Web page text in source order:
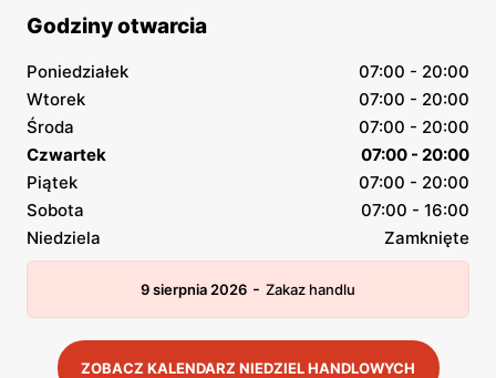
Godziny otwarcia
Poniedziałek
07:00 - 20:00
Wtorek
07:00 - 20:00
Środa
07:00 - 20:00
Czwartek
07:00 - 20:00
Piątek
07:00 - 20:00
Sobota
07:00 - 16:00
Niedziela
Zamknięte
9 sierpnia 2026 - Zakaz handlu
ZOBACZ KALENDARZ NIEDZIEL HANDLOWYCH